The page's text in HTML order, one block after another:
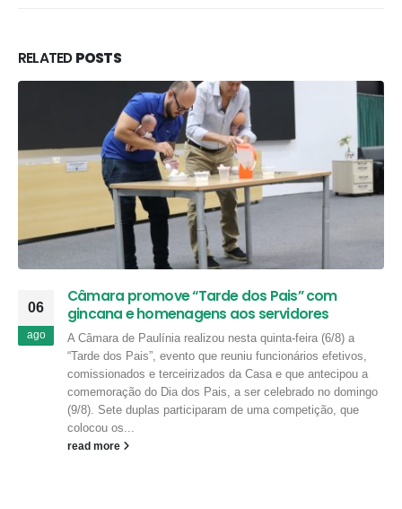
RELATEDPOSTS
06
ago
Câmara promove “Tarde dos Pais” com
gincana e homenagens aos servidores
A Câmara de Paulínia realizou nesta quinta-feira (6/8) a
“Tarde dos Pais”, evento que reuniu funcionários efetivos,
comissionados e terceirizados da Casa e que antecipou a
comemoração do Dia dos Pais, a ser celebrado no domingo
(9/8). Sete duplas participaram de uma competição, que
colocou os...
read more